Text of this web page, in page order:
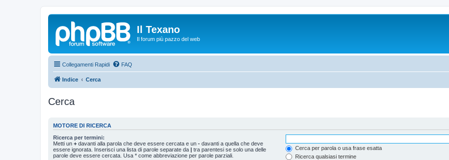
Il Texano
Il forum più pazzo del web
Collegamenti Rapidi FAQ
Indice Cerca
Cerca
MOTORE DI RICERCA
Ricerca per termini:
Metti un + davanti alla parola che deve essere cercata e un - davanti a quella che deve
essere ignorata. Inserisci una lista di parole separate da | tra parentesi se solo una delle
parole deve essere cercata. Usa * come abbreviazione per parole parziali.
Cerca per parola o usa frase esatta
Ricerca qualsiasi termine